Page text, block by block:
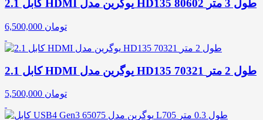
کابل 2.1 HDMI یوگرین مدل HD135 80602 طول 3 متر
6,500,000 تومان
کابل 2.1 HDMI یوگرین مدل HD135 70321 طول 2 متر
5,500,000 تومان